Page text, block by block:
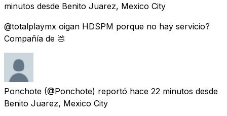
minutos desde Benito Juarez, Mexico City
@totalplaymx oigan HDSPM porque no hay servicio?
Compañía de 💩
Ponchote (@Ponchote) reportó hace 22 minutos desde
Benito Juarez, Mexico City